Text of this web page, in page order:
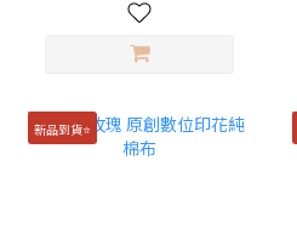
新品到貨⭐️